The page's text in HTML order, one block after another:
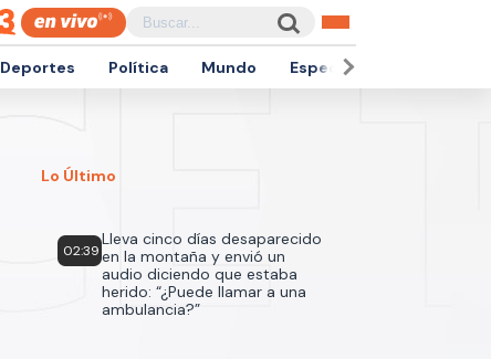
Deportes Política Mundo Espectáculos
Lo Último
02:39
Lleva cinco días desaparecido
en la montaña y envió un
audio diciendo que estaba
herido: “¿Puede llamar a una
ambulancia?”